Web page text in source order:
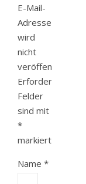
E-Mail-
Adresse
wird
nicht
veröffentlicht.
Erforderliche
Felder
sind mit
*
markiert
Name *